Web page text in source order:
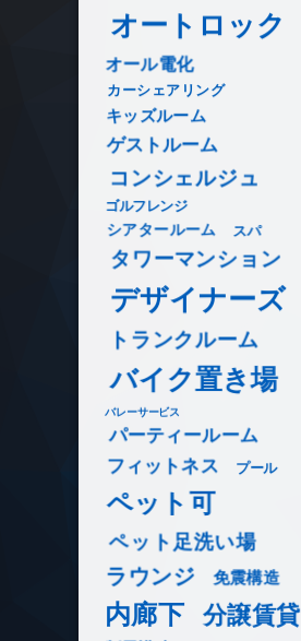
オートロック
オール電化
カーシェアリング
キッズルーム
ゲストルーム
コンシェルジュ
ゴルフレンジ
シアタールーム スパ
タワーマンション
デザイナーズ
トランクルーム
バイク置き場
バレーサービス
パーティールーム
フィットネス プール
ペット可
ペット足洗い場
ラウンジ 免震構造
内廊下 分譲賃貸